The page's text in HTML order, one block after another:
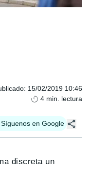
: 15/02/2019 10:46
4 min. lectura
Síguenos en Google
discreta un